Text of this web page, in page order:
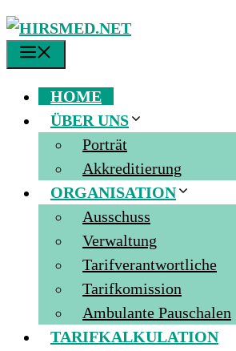
HOME
ÜBER UNS
Porträt
Akkreditierung
ORGANISATION
Ausschuss
Verwaltung
Tarifverantwortliche
Tarifkomission
Ambulante Pauschalen
TARIFKALKULATION